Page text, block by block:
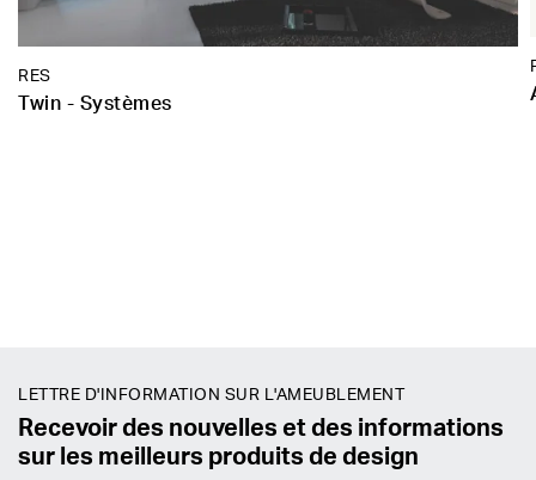
RES
Twin - Systèmes
LETTRE D'INFORMATION SUR L'AMEUBLEMENT
Recevoir des nouvelles et des informations
sur les meilleurs produits de design